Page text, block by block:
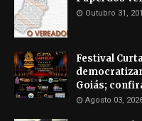
Outubro 31,
Festival
Goiás;
Agosto 03,